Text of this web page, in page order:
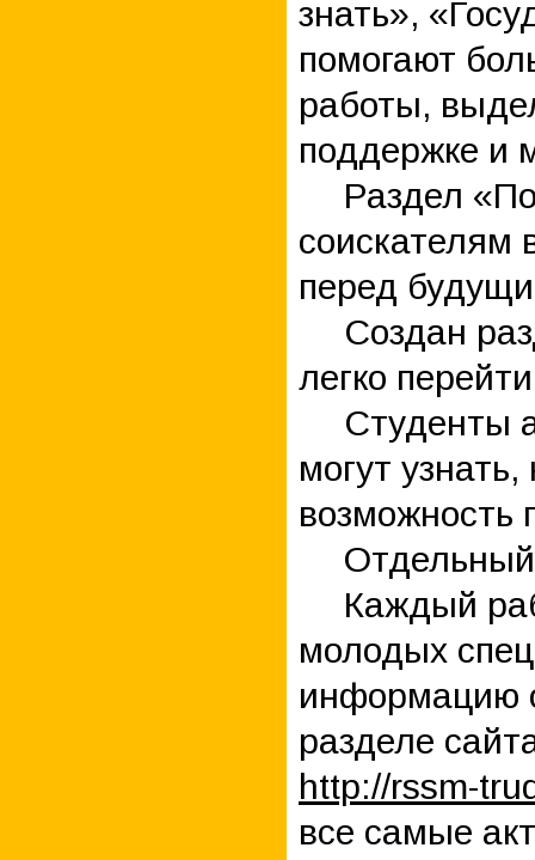
знать»,
помогают
работы,
поддержке и
Раздел
соискателям
перед
Создан
легко
Студенты
могут
возможность
Каждый
молодых
информацию
разделе
http://rssm-
все самые